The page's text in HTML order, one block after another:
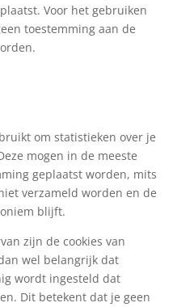
Voor het gebruiken
toestemming aan de
om statistieken over je
mogen in de meeste
geplaatst worden, mits
verzameld worden en de
blijft.
zijn de cookies van
wel belangrijk dat
wordt ingesteld dat
Dit betekent dat je geen